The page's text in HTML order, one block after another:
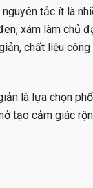
tắc ít là
xám làm chủ
chất liệu
là lựa chọn
tạo cảm giác